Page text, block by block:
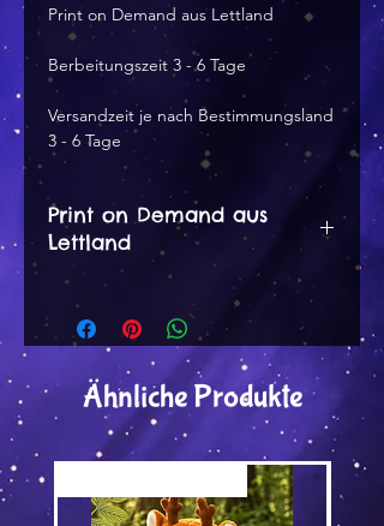
Print on Demand aus Lettland
Berbeitungszeit 3 - 6 Tage
Versandzeit je nach Bestimmungsland
3 - 6 Tage
Print on Demand aus
Lettland
Bearbeitungszeit 3 - 6 Tage
Versandzeit je nach
Bestimmungsland 3 - 6 Tage
Ähnliche Produkte